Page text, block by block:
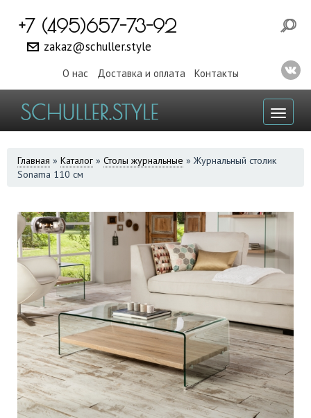
+7 (495)657-73-92
zakaz@schuller.style
О нас Доставка и оплата Контакты
ВЫ
ЗДЕСЬ
Главная » Каталог » Столы журнальные » Журнальный столик
Sonama 110 см